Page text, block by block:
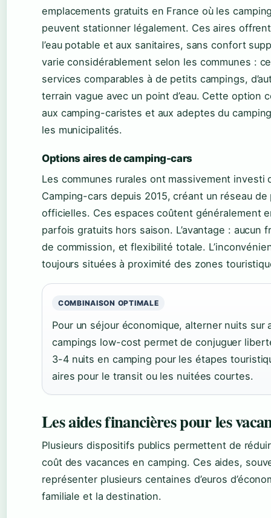
emplacements gratuits en France où les
peuvent stationner légalement. Ces aires
l’eau potable et aux sanitaires, sans confort
varie considérablement selon les communes :
services comparables à de petits campings,
terrain vague avec un point d’eau. Cette option
aux camping-caristes et aux adeptes du
les municipalités.
Options aires de camping-cars
Les communes rurales ont massivement investi
Camping-cars depuis 2015, créant un réseau
officielles. Ces espaces coûtent généralement
parfois gratuits hors saison. L’avantage : aucun
de commission, et flexibilité totale.
toujours situées à proximité des zones
COMBINAISON OPTIMALE
Pour un séjour économique, alterner nuits sur
campings low-cost permet de conjuguer
3-4 nuits en camping pour les étapes
aires pour le transit ou les nuitées courtes.
Les aides financières pour les
Plusieurs dispositifs publics permettent de
coût des vacances en camping. Ces aides,
représenter plusieurs centaines d’euros
familiale et la destination.